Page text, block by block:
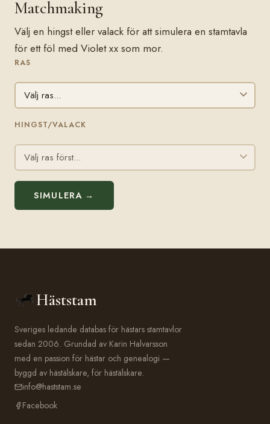
Matchmaking
Välj en hingst eller valack för att simulera en stamtavla
för ett föl med Violet xx som mor.
RAS
HINGST/VALACK
SIMULERA →
Häststam
Sveriges ledande databas för hästars stamtavlor
sedan 2006. Grundad av Karin Halvarsson
med en passion för hästar och genealogi —
byggd av hästälskare, för hästälskare.
info@haststam.se
Facebook